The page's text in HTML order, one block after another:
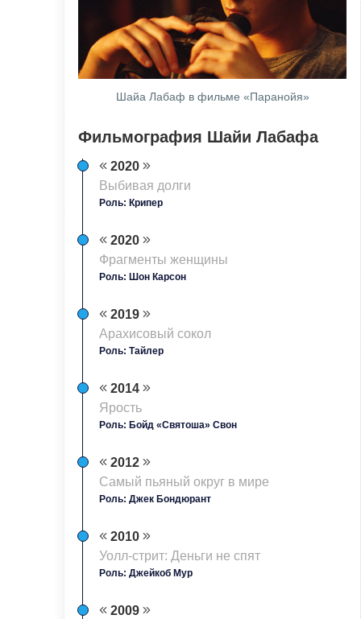
Шайа Лабаф в фильме «Паранойя»
Фильмография Шайи Лабафа
2020
Выбивая долги
Роль: Крипер
2020
Фрагменты женщины
Роль: Шон Карсон
2019
Арахисовый сокол
Роль: Тайлер
2014
Ярость
Роль: Бойд «Святоша» Свон
2012
Самый пьяный округ в мире
Роль: Джек Бондюрант
2010
Уолл-стрит: Деньги не спят
Роль: Джейкоб Мур
2009